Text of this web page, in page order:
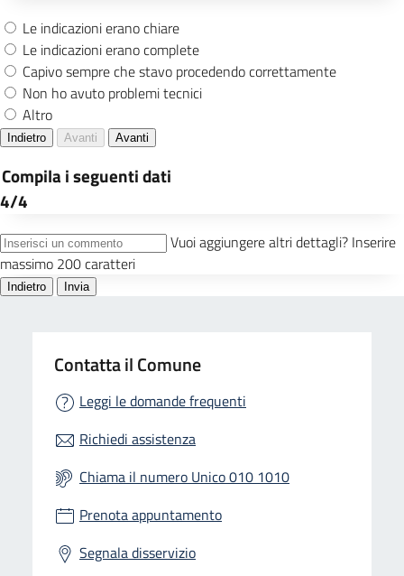
Contatta il Comune
Leggi le domande frequenti
Richiedi assistenza
Chiama il numero Unico 010 1010
Prenota appuntamento
Segnala disservizio